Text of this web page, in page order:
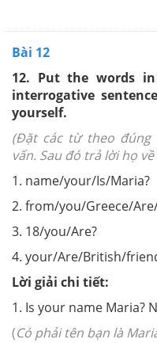
Bài 12
12. Put the words
interrogative
yourself.
(Đặt các từ theo
vấn. Sau đó trả lời họ
1. name/your/Is/Maria?
2. from/you/Greece/
3. 18/you/Are?
4. your/Are/British/
Lời giải chi tiết:
1. Is your name Maria?
(Có phải tên bạn là